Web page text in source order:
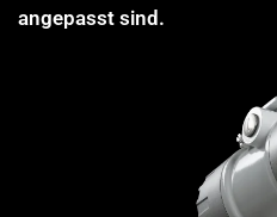
angepasst sind.